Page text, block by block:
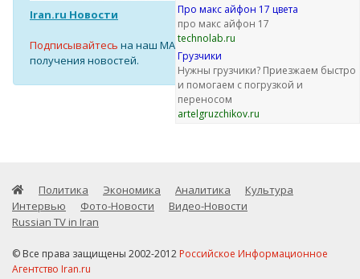
Iran.ru Новости
Подписывайтесь на наш MAX-канал для оперативного
получения новостей.
Про макс айфон 17 цвета
про макс айфон 17
technolab.ru
Грузчики
Нужны грузчики? Приезжаем быстро
и помогаем с погрузкой и
переносом
artelgruzchikov.ru
Политика Экономика Аналитика
Культура
Интервью
Фото-Новости
Видео-Новости
Russian TV in Iran
© Все права защищены 2002-2012 Российское Информационное
Агентство Iran.ru